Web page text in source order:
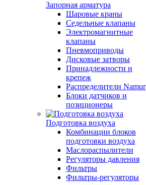
Запорная арматура
Шаровые краны
Седельные клапаны
Электромагнитные
клапаны
Пневмоприводы
Дисковые затворы
Принадлежности и
крепеж
Распределители Namur
Блоки датчиков и
позиционеры
Подготовка воздуха
Комбинации блоков
подготовки воздуха
Маслораспылители
Регуляторы давления
Фильтры
Фильтры-регуляторы